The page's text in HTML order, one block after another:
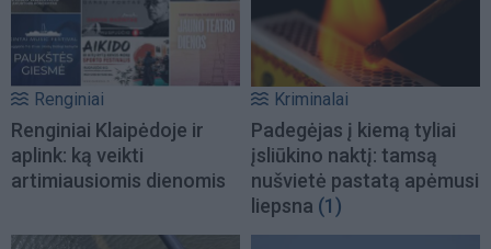
Renginiai
Renginiai Klaipėdoje ir
aplink: ką veikti
artimiausiomis dienomis
Kriminalai
Padegėjas į kiemą tyliai
įsliūkino naktį: tamsą
nušvietė pastatą apėmusi
liepsna (1)